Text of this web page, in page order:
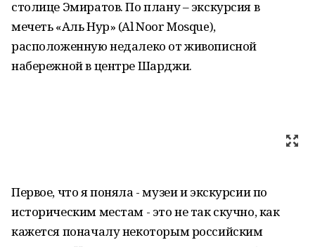
столице Эмиратов. По плану – экскурсия в
мечеть «Аль Нур» (Al Noor Mosque),
расположенную недалеко от живописной
набережной в центре Шарджи.
Первое, что я поняла - музеи и экскурсии по
историческим местам - это не так скучно, как
кажется поначалу некоторым российским